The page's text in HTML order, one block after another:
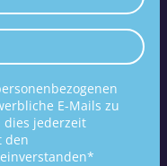
E-Mails zu
jederzeit
den
einverstanden*